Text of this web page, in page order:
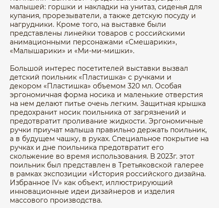
малышей: горшки и накладки на унитаз, сиденья для
купания, прорезыватели, а также детскую посуду и
нагрудники. Кроме того, на выставке были
представлены линейки товаров с российскими
анимационными персонажами «Смешарики»,
«Малышарики» и «Ми-ми-мишки».
Большой интерес посетителей выставки вызвал
детский поильник «Пластишка» с ручками и
декором «Пластишка» объемом 320 мл. Особая
эргономичная форма носика и маленькие отверстия
на нем делают питье очень легким. Защитная крышка
предохранит носик поильника от загрязнений и
предотвратит проливание жидкости. Эргономичные
ручки приучат малыша правильно держать поильник,
а в будущем чашку, в руках. Специальное покрытие на
ручках и дне поильника предотвратит его
скольжение во время использования. В 2023г. этот
поильник был представлен в Третьяковской галерее
в рамках экспозиции «История российского дизайна.
Избранное IV» как объект, иллюстрирующий
инновационные идеи дизайнеров и изделия
массового производства.